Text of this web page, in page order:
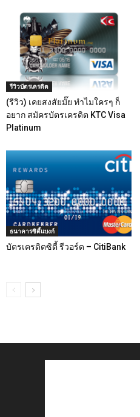
รีวิวบัตรเครดิต
(รีวิว) เคยสงสัยมั๊ย ทำไมใครๆ ก็
อยาก สมัครบัตรเครดิต KTC Visa
Platinum
ธนาคารซิตี้แบงก์
บัตรเครดิตซิตี้ รีวอร์ด – CitiBank